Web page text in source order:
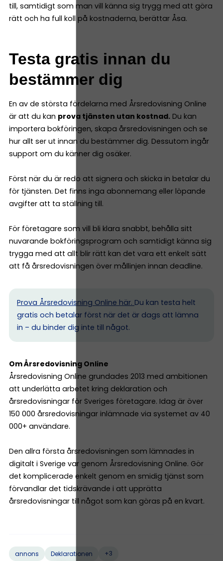
till, samtidigt som man vill känna sig trygg med att göra
rätt och ha full koll på kostnaderna, berättar Åsa.
Testa gratis innan du
bestämmer dig
En av de största fördelarna med Årsredovisning Online
är att du kan prova tjänsten utan kostnad. Du kan
importera bokföringen, skapa årsredovisningen och se
hur allt ser ut innan du bestämmer dig. Dessutom ingår
support om du känner dig osäker.
Först när du är redo att signera och skicka in betalar du
för tjänsten. Det finns inga abonnemang eller löpande
avgifter att ta ställning till.
För företagare som vill bli klara snabbt, behålla sitt
nuvarande bokföringsprogram och samtidigt känna sig
trygga med att allt blir rätt kan det vara ett enkelt sätt
att få årsredovisningen över mållinjen innan deadline.
Prova Årsredovisning Online här. Du kan testa helt
gratis och betalar först när det är dags att lämna
in – du binder dig inte till något.
Om Årsredovisning Online
Årsredovisning Online grundades 2013 med ambitionen
att underlätta arbetet kring deklaration och
årsredovisningar för Sveriges företagare. Idag är över
150 000 årsredovisningar inlämnade via systemet av 40
000+ användare.
Den allra första årsredovisningen som lämnades in
digitalt i Sverige var genom Årsredovisning Online. Gör
det komplicerade enkelt genom en smidig tjänst som
förvandlar det tidskrävande i att upprätta
årsredovisningar till något som kan göras på en kvart.
annons Deklarationen +3